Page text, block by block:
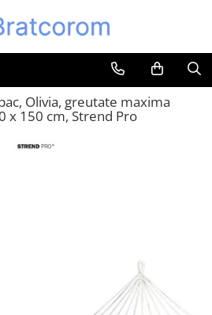
Olivia, greutate maxima
x 150 cm, Strend Pro